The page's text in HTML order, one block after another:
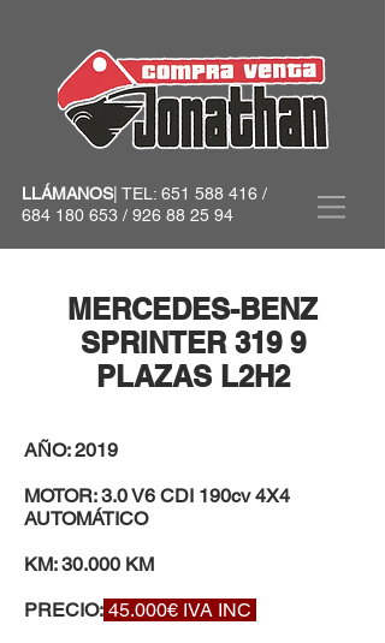
LLÁMANOS| TEL: 651 588 416 /
684 180 653 / 926 88 25 94
MERCEDES-BENZ
SPRINTER 319 9
PLAZAS L2H2
AÑO: 2019
MOTOR: 3.0 V6 CDI 190cv 4X4
AUTOMÁTICO
KM: 30.000 KM
PRECIO: 45.000€ IVA INC